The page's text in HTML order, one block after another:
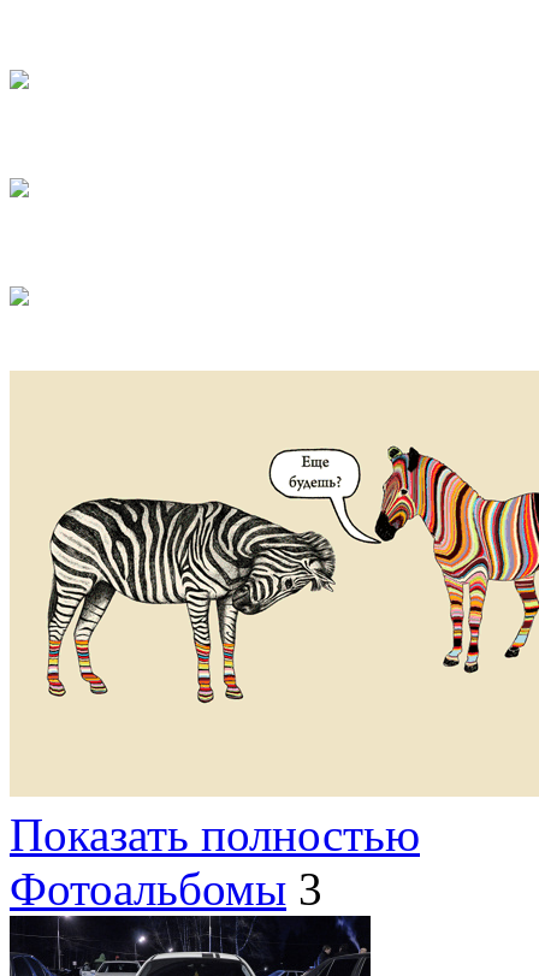
Показать полностью
Фотоальбомы 3